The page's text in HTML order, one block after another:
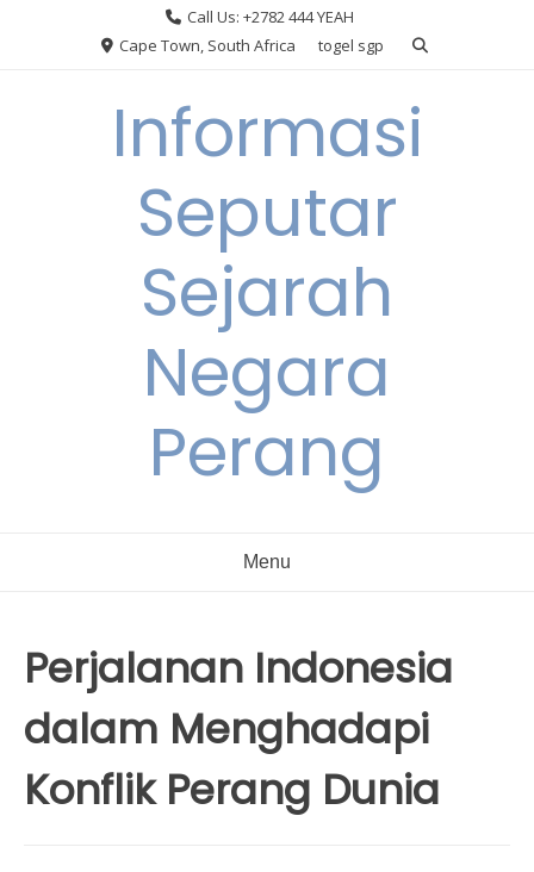
Call Us: +2782 444 YEAH
Cape Town, South Africa
togel sgp
Informasi
Seputar
Sejarah
Negara
Perang
Menu
Perjalanan Indonesia
dalam Menghadapi
Konflik Perang Dunia